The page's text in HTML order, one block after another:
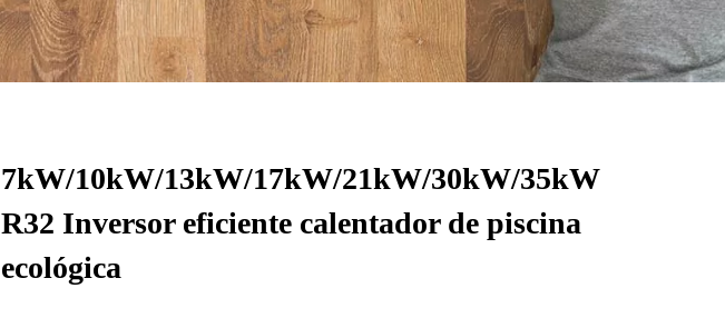
7kW/10kW/13kW/17kW/21kW/30kW/35kW
R32 Inversor eficiente calentador de piscina
ecológica